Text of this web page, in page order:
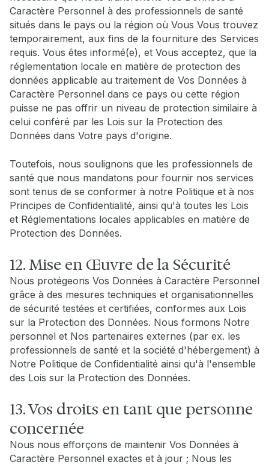
Caractère Personnel à des professionnels de santé
situés dans le pays ou la région où Vous Vous trouvez
temporairement, aux fins de la fourniture des Services
requis. Vous êtes informé(e), et Vous acceptez, que la
réglementation locale en matière de protection des
données applicable au traitement de Vos Données à
Caractère Personnel dans ce pays ou cette région
puisse ne pas offrir un niveau de protection similaire à
celui conféré par les Lois sur la Protection des
Données dans Votre pays d'origine.
Toutefois, nous soulignons que les professionnels de
santé que nous mandatons pour fournir nos services
sont tenus de se conformer à notre Politique et à nos
Principes de Confidentialité, ainsi qu'à toutes les Lois
et Réglementations locales applicables en matière de
Protection des Données.
12. Mise en Œuvre de la Sécurité
Nous protégeons Vos Données à Caractère Personnel
grâce à des mesures techniques et organisationnelles
de sécurité testées et certifiées, conformes aux Lois
sur la Protection des Données. Nous formons Notre
personnel et Nos partenaires externes (par ex. les
professionnels de santé et la société d'hébergement) à
Notre Politique de Confidentialité ainsi qu'à l'ensemble
des Lois sur la Protection des Données.
13. Vos droits en tant que personne
concernée
Nous nous efforçons de maintenir Vos Données à
Caractère Personnel exactes et à jour ; Nous les